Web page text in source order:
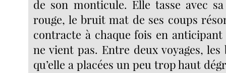
de son monticule. Elle tasse avec
rouge, le bruit mat de ses coups
contracte à chaque fois en
ne vient pas. Entre deux voyages, les
qu’elle a placées un peu trop haut